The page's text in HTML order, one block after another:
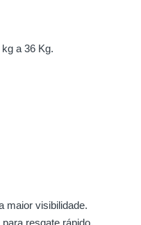
a 36 Kg.
maior visibilidade.
resgate rápido.